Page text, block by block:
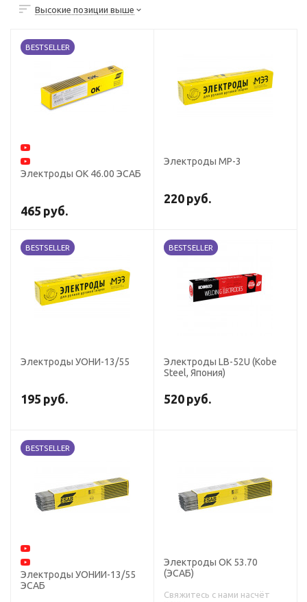
Высокие позиции выше
BESTSELLER
Электроды ОК 46.00 ЭСАБ
465 руб.
Электроды МР-3
220 руб.
BESTSELLER
Электроды УОНИ-13/55
195 руб.
BESTSELLER
Электроды LB-52U (Kobe
Steel, Япония)
520 руб.
BESTSELLER
Электроды УОНИИ-13/55
ЭСАБ
Электроды ОК 53.70
(ЭСАБ)
Свяжитесь с нами насчёт